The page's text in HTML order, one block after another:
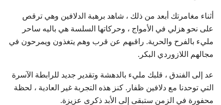
أثناء مغامرتك أبعد من ذلك ، شاهد برهبة الدلافين وهي ترقص
على نحو هزلي في الأمواج ، وحركاتها السلسة هي باليه ساحر
مليء بالفرح والحرية. راقبهم عن قرب وهم يتغذون ويمرحون في
مجالهم اللازوردي البكر.
عد إلى الفندق ، قلبك مليء بالدهشة وتقدير جديد للرابطة الآسرة
التي توحدنا مع دلافين ظفار. كنز هذه التجربة غير العادية ، لحظة
محفورة في الزمن ستبقى إلى الأبد ذكرى عزيزة.